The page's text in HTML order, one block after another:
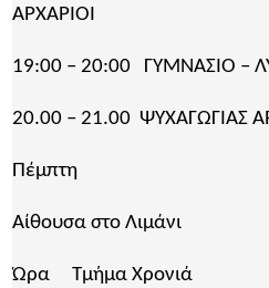
ΑΡΧΑΡΙΟΙ
19:00 – 20:00 ΓΥΜΝΑΣΙΟ –
20.00 – 21.00
Πέμπτη
Αίθουσα στο Λιμάνι
Ώρα Τμήμα Χρονιά